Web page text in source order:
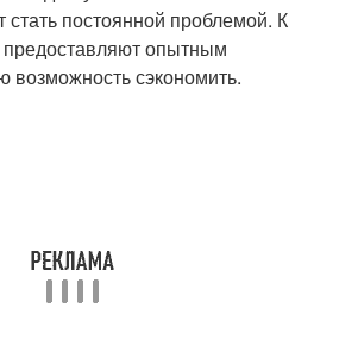
постоянной проблемой. К
опытным
возможность сэкономить.